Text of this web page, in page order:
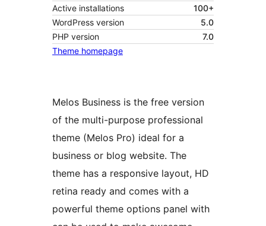
Active installations
100+
WordPress version
5.0
PHP version
7.0
Theme homepage
Melos Business is the free version
of the multi-purpose professional
theme (Melos Pro) ideal for a
business or blog website. The
theme has a responsive layout, HD
retina ready and comes with a
powerful theme options panel with